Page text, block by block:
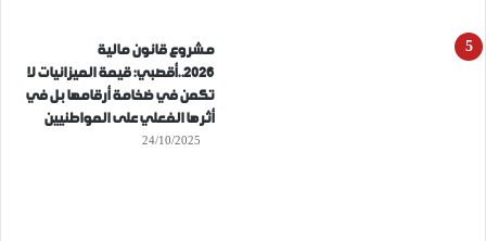
مشروع قانون مالية
2026..أقصبي: قيمة الميزانيات لا
تكمن في ضخامة أرقامها بل في
أثرها الفعلي على المواطنيين
24/10/2025